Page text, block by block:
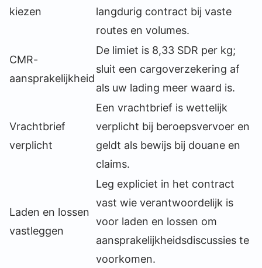
kiezen
langdurig contract bij vaste
routes en volumes.
CMR-
aansprakelijkheid
De limiet is 8,33 SDR per kg;
sluit een cargoverzekering af
als uw lading meer waard is.
Vrachtbrief
verplicht
Een vrachtbrief is wettelijk
verplicht bij beroepsvervoer en
geldt als bewijs bij douane en
claims.
Laden en lossen
vastleggen
Leg expliciet in het contract
vast wie verantwoordelijk is
voor laden en lossen om
aansprakelijkheidsdiscussies te
voorkomen.